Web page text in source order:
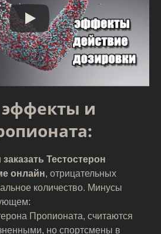
и
заказать Тестостерон
онлайн, отрицательных
количество. Минусы
Пропионата, считаются
но спортсмены в